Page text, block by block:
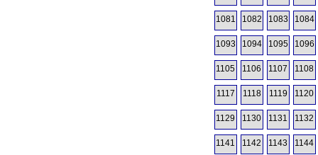
1081 1082 1083 1084
1093 1094 1095 1096
1105 1106 1107 1108
1117 1118 1119 1120
1129 1130 1131 1132
1141 1142 1143 1144